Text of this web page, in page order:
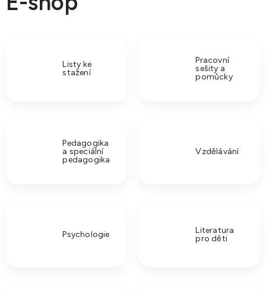
Listy ke
stažení
Pracovní
sešity a
pomůcky
Pedagogika
a speciální
pedagogika
Vzdělávání
Psychologie
Literatura
pro děti